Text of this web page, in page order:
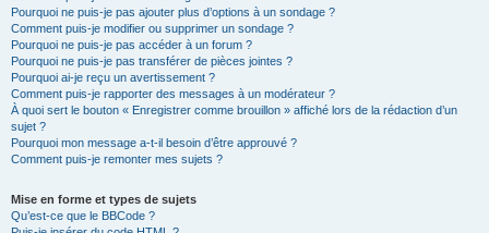
Pourquoi ne puis-je pas ajouter plus d’options à un sondage ?
Comment puis-je modifier ou supprimer un sondage ?
Pourquoi ne puis-je pas accéder à un forum ?
Pourquoi ne puis-je pas transférer de pièces jointes ?
Pourquoi ai-je reçu un avertissement ?
Comment puis-je rapporter des messages à un modérateur ?
À quoi sert le bouton « Enregistrer comme brouillon » affiché lors de la rédaction d’un
sujet ?
Pourquoi mon message a-t-il besoin d’être approuvé ?
Comment puis-je remonter mes sujets ?
Mise en forme et types de sujets
Qu’est-ce que le BBCode ?